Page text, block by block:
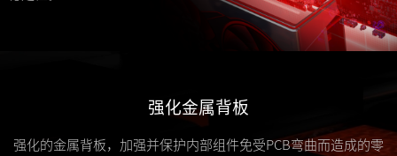
强化金属背板
强化的金属背板，加强并保护内部组件免受PCB弯曲而造成的零